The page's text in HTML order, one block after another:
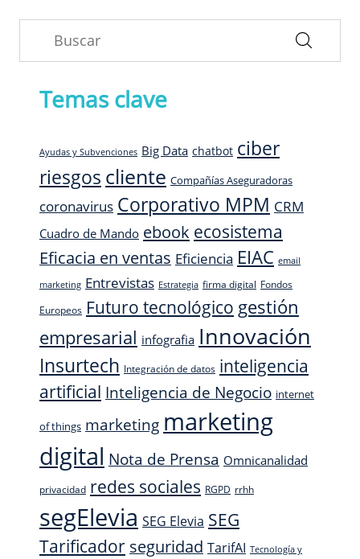
Temas clave
Ayudas y Subvenciones Big Data chatbot ciber
riesgos cliente Compañías Aseguradoras
coronavirus Corporativo MPM CRM
Cuadro de Mando ebook ecosistema
Eficacia en ventas Eficiencia EIAC email
marketing Entrevistas Estrategia firma digital Fondos
Europeos Futuro tecnológico gestión
empresarial infografia Innovación
Insurtech Integración de datos inteligencia
artificial Inteligencia de Negocio internet
of things marketing marketing
digital Nota de Prensa Omnicanalidad
privacidad redes sociales RGPD rrhh
segElevia SEG Elevia SEG
Tarificador seguridad TarifAI Tecnología y